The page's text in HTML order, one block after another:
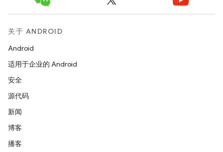
关于 ANDROID
Android
适用于企业的 Android
安全
源代码
新闻
博客
播客